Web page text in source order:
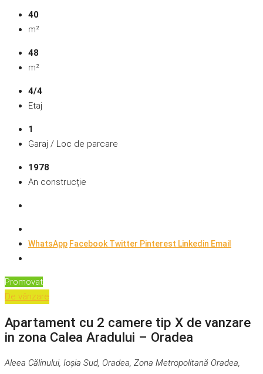
40
m²
48
m²
4/4
Etaj
1
Garaj / Loc de parcare
1978
An construcție
WhatsApp FacebookTwitter Pinterest Linkedin Email
Promovat
De vânzare
Apartament cu 2 camere tip X de vanzare
in zona Calea Aradului – Oradea
Aleea Călinului, Ioșia Sud, Oradea, Zona Metropolitană Oradea,